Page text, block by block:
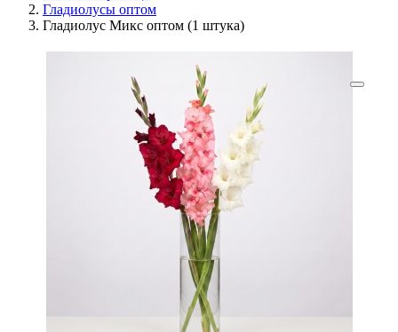
Гладиолусы оптом
Гладиолус Микс оптом (1 штука)